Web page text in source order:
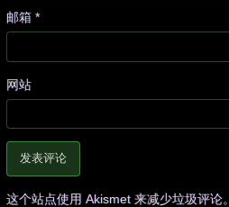
邮箱 *
网站
这个站点使用 Akismet 来减少垃圾评论。